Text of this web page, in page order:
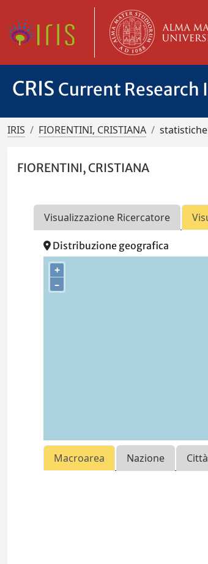
CRIS Current
IRIS FIORENTINI, CRISTIANA
FIORENTINI, CRISTIANA
Visualizzazione Ricercatore
Distribuzione geografica
+
–
Macroarea Nazione Città